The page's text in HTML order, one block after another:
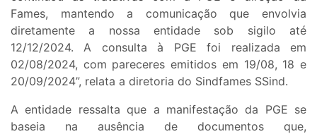
Fames, mantendo a comunicação que envolvia
diretamente a nossa entidade sob sigilo até
12/12/2024. A consulta à PGE foi realizada em
02/08/2024, com pareceres emitidos em 19/08, 18 e
20/09/2024”, relata a diretoria do Sindfames SSind.
A entidade ressalta que a manifestação da PGE se
baseia na ausência de documentos que,